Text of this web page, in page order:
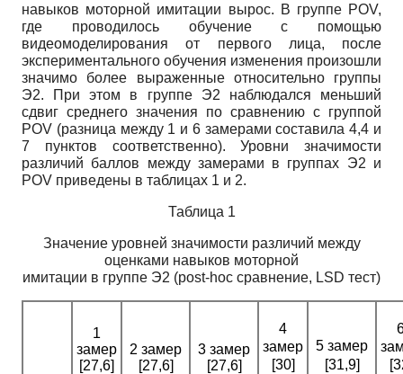
навыков моторной имитации вырос. В группе POV,
где проводилось обучение с помощью
видеомоделирования от первого лица, после
экспериментального обучения изменения произошли
значимо более выраженные относительно группы
Э2. При этом в группе Э2 наблюдался меньший
сдвиг среднего значения по сравнению с группой
POV (разница между 1 и 6 замерами составила 4,4 и
7 пунктов соответственно). Уровни значимости
различий баллов между замерами в группах Э2 и
POV приведены в таблицах 1 и 2.
Таблица 1
Значение уровней значимости различий между
оценками навыков моторной
имитации в группе Э2 (post-hoc сравнение, LSD тест)
1
замер
[27,6]
2 замер
[27,6]
3 замер
[27,6]
4
замер
[30]
5 замер
[31,9]